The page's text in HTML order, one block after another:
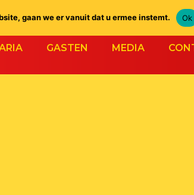
GASTEN MEDIA
gaan we er vanuit dat u ermee instemt. Ok